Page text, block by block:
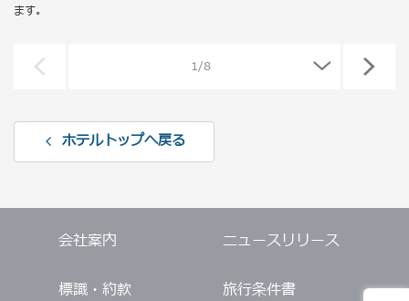
ます。
ホテルトップへ戻る
会社案内 ニュースリリース
標識・約款 旅行条件書